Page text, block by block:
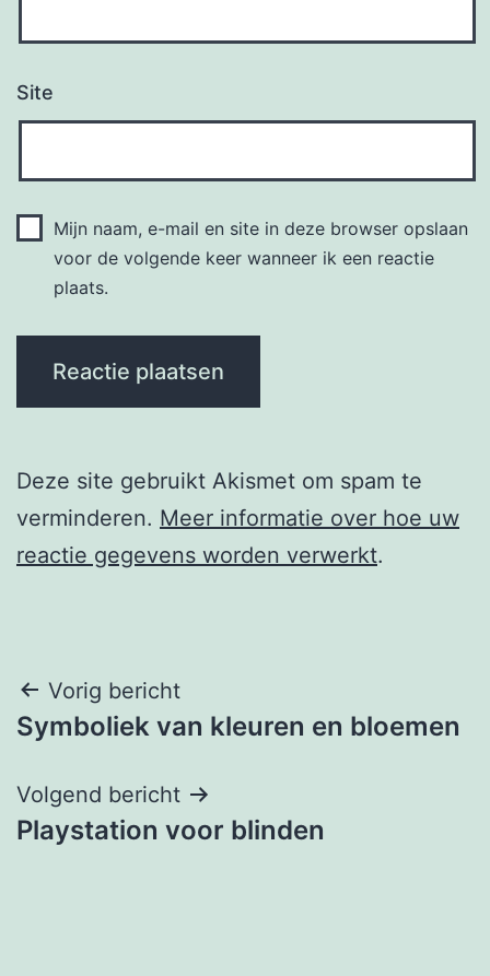
Site
Mijn naam, e-mail en site in deze browser opslaan
voor de volgende keer wanneer ik een reactie
plaats.
Deze site gebruikt Akismet om spam te
verminderen. Meer informatie over hoe uw
reactie gegevens worden verwerkt.
Berichtnavigatie
Vorig bericht
Symboliek van kleuren en bloemen
Volgend bericht
Playstation voor blinden